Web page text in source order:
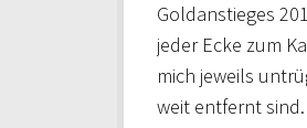
Goldanstieges
jeder Ecke zum
mich jeweils
weit entfernt sind.